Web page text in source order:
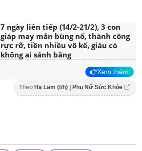
7 ngày liên tiếp (14/2-21/2), 3 con
giáp may mắn bùng nổ, thành công
rực rỡ, tiền nhiều vô kể, giàu có
không ai sánh bằng
Xem thêm
Theo Hạ Lam (t/h) | Phụ Nữ Sức Khỏe